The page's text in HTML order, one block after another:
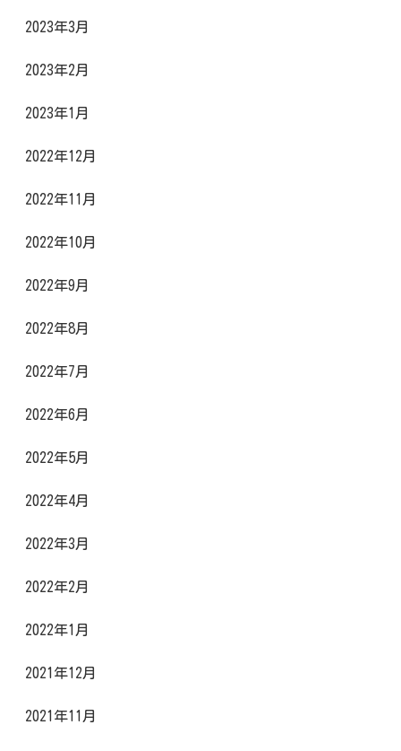
2023年3月
2023年2月
2023年1月
2022年12月
2022年11月
2022年10月
2022年9月
2022年8月
2022年7月
2022年6月
2022年5月
2022年4月
2022年3月
2022年2月
2022年1月
2021年12月
2021年11月